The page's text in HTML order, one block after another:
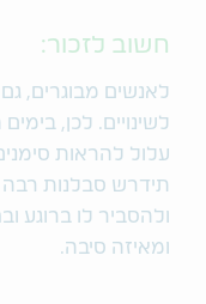
חשוב לזכור:
לאנשים מבוגרים,
לשינויים. לכן,
עלול להראות
תידרש סבלנות רבה
ולהסביר לו ברוגע
ומאיזה סיבה.